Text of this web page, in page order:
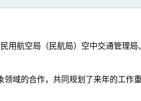
用航空局（民航局）空中交通管理局
域的合作，共同规划了来年的工作